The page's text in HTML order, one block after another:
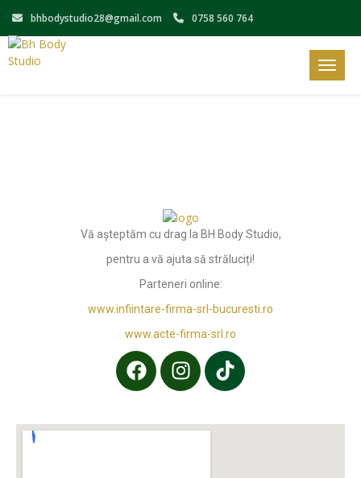
bhbodystudio28@gmail.com 0758 560 764
Vă așteptăm cu drag la BH Body Studio,
pentru a vă ajuta să străluciți!
Parteneri online:
www.infiintare-firma-srl-bucuresti.ro
www.acte-firma-srl.ro